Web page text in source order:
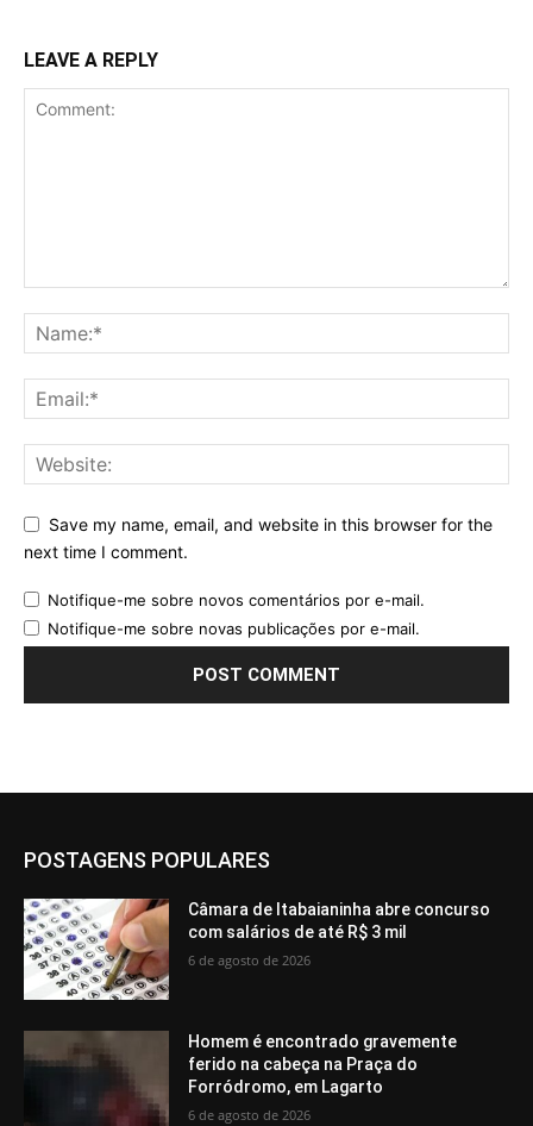
LEAVE A REPLY
Save my name, email, and website in this browser for the
next time I comment.
Notifique-me sobre novos comentários por e-mail.
Notifique-me sobre novas publicações por e-mail.
POSTAGENS POPULARES
Câmara de Itabaianinha abre concurso
com salários de até R$ 3 mil
6 de agosto de 2026
Homem é encontrado gravemente
ferido na cabeça na Praça do
Forródromo, em Lagarto
6 de agosto de 2026